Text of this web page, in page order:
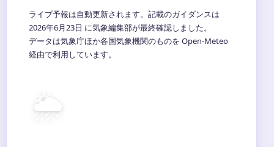
ライブ予報は自動更新されます。記載のガイダンスは
2026年6月23日 に気象編集部が最終確認しました。
データは気象庁ほか各国気象機関のものを Open-Meteo
経由で利用しています。
🌦️